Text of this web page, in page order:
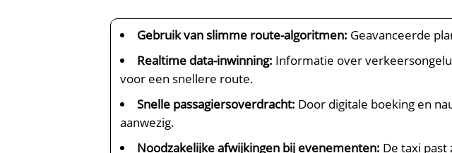
Gebruik van slimme route-algoritmen: Geavanceerde
Realtime data-inwinning: Informatie over
voor een snellere route.
Snelle passagiersoverdracht: Door digitale boeking en
aanwezig.
Noodzakelijke afwijkingen bij evenementen: De taxi